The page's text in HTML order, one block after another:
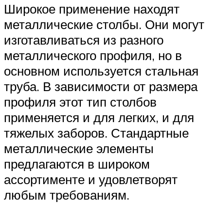
Широкое применение находят
металлические столбы. Они могут
изготавливаться из разного
металлического профиля, но в
основном используется стальная
труба. В зависимости от размера
профиля этот тип столбов
применяется и для легких, и для
тяжелых заборов. Стандартные
металлические элементы
предлагаются в широком
ассортименте и удовлетворят
любым требованиям.